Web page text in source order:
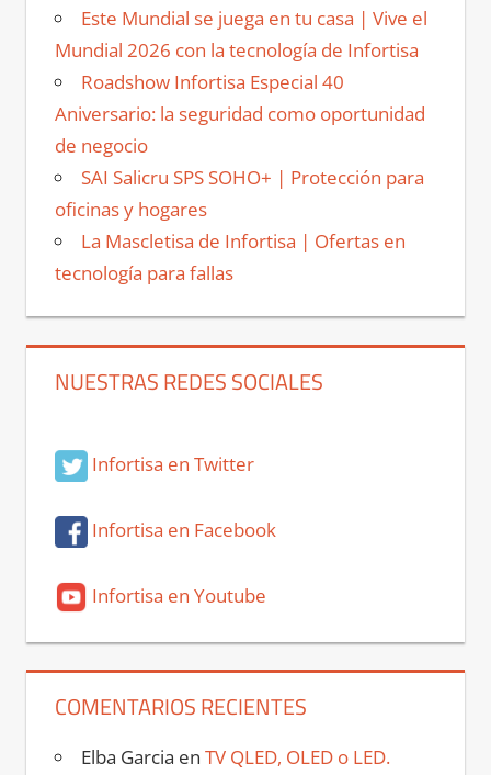
Este Mundial se juega en tu casa | Vive el
Mundial 2026 con la tecnología de Infortisa
Roadshow Infortisa Especial 40
Aniversario: la seguridad como oportunidad
de negocio
SAI Salicru SPS SOHO+ | Protección para
oficinas y hogares
La Mascletisa de Infortisa | Ofertas en
tecnología para fallas
NUESTRAS REDES SOCIALES
Infortisa en Twitter
Infortisa en Facebook
Infortisa en Youtube
COMENTARIOS RECIENTES
Elba Garcia en TV QLED, OLED o LED.